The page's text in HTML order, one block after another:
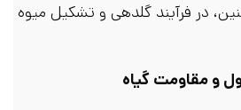
در فرآیند گلدهی و تشکیل میوه
و مقاومت گیاه